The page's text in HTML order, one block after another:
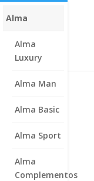
Alma
Alma
Luxury
Alma Man
Alma Basic
Alma Sport
Alma
Complementos